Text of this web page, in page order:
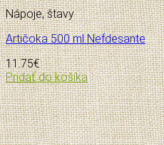
Nápoje, štavy
Artičoka 500 ml Nefdesante
11.75€
Pridať do košíka